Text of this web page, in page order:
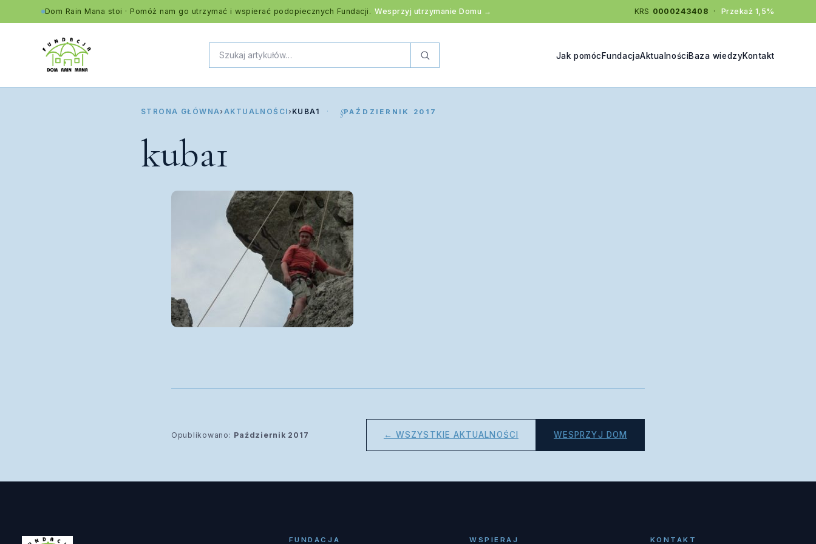
Dom Rain Mana stoi · Pomóż nam go utrzymać i wspierać podopiecznych Fundacji. Wesprzyj utrzymanie Domu → KRS 0000243408 · Przekaż 1,5%
Jak pomóc FundacjaAktualnościBaza wiedzyKontakt
STRONA GŁÓWNA› AKTUALNOŚCI › KUBA1 PAŹDZIERNIK 2017
kuba1
Opublikowano: Październik 2017 ← WSZYSTKIE AKTUALNOŚCI WESPRZYJ DOM
FUNDACJA WSPIERAJ KONTAKT